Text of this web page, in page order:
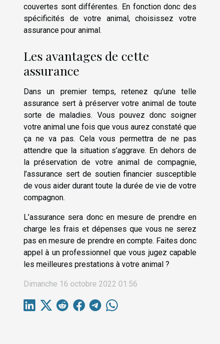
couvertes sont différentes. En fonction donc des
spécificités de votre animal, choisissez votre
assurance pour animal.
Les avantages de cette
assurance
Dans un premier temps, retenez qu’une telle
assurance sert à préserver votre animal de toute
sorte de maladies. Vous pouvez donc soigner
votre animal une fois que vous aurez constaté que
ça ne va pas. Cela vous permettra de ne pas
attendre que la situation s’aggrave. En dehors de
la préservation de votre animal de compagnie,
l’assurance sert de soutien financier susceptible
de vous aider durant toute la durée de vie de votre
compagnon.
L’assurance sera donc en mesure de prendre en
charge les frais et dépenses que vous ne serez
pas en mesure de prendre en compte. Faites donc
appel à un professionnel que vous jugez capable
les meilleures prestations à votre animal ?
Dimanche 16 octobre 2022 01:56